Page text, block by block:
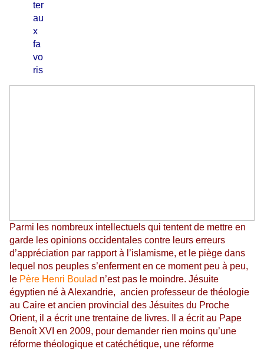
Parmi les nombreux intellectuels qui tentent de mettre en
garde les opinions occidentales contre leurs erreurs
d’appréciation par rapport à l’islamisme, et le piège dans
lequel nos peuples s’enferment en ce moment peu à peu,
le Père Henri Boulad n’est pas le moindre. Jésuite
égyptien né à Alexandrie, ancien professeur de théologie
au Caire et ancien provincial des Jésuites du Proche
Orient, il a écrit une trentaine de livres. Il a écrit au Pape
Benoît XVI en 2009, pour demander rien moins qu’une
réforme théologique et catéchétique, une réforme